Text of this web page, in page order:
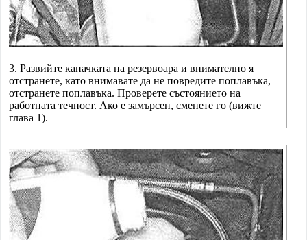
3. Развийте капачката на резервоара и внимателно я
отстранете, като внимавате да не повредите поплавъка,
отстранете поплавъка. Проверете състоянието на
работната течност. Ако е замърсен, сменете го (вижте
глава 1).